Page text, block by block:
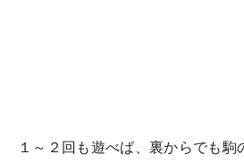
１～２回も遊べば、裏からでも駒